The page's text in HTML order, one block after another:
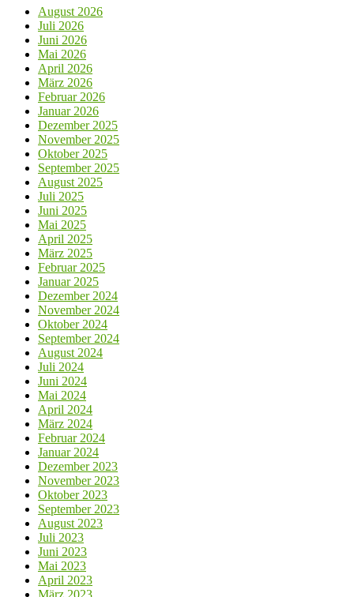
August 2026
Juli 2026
Juni 2026
Mai 2026
April 2026
März 2026
Februar 2026
Januar 2026
Dezember 2025
November 2025
Oktober 2025
September 2025
August 2025
Juli 2025
Juni 2025
Mai 2025
April 2025
März 2025
Februar 2025
Januar 2025
Dezember 2024
November 2024
Oktober 2024
September 2024
August 2024
Juli 2024
Juni 2024
Mai 2024
April 2024
März 2024
Februar 2024
Januar 2024
Dezember 2023
November 2023
Oktober 2023
September 2023
August 2023
Juli 2023
Juni 2023
Mai 2023
April 2023
März 2023